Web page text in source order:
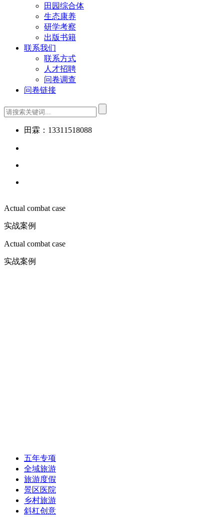
田园综合体
生态康养
研学考察
出版书籍
联系我们
联系方式
人才招聘
问卷调查
问卷链接
田霖：13311518088
Actual combat case
实战案例
Actual combat case
实战案例
五年专项
全域旅游
旅游度假
景区医院
乡村旅游
斜杠创意